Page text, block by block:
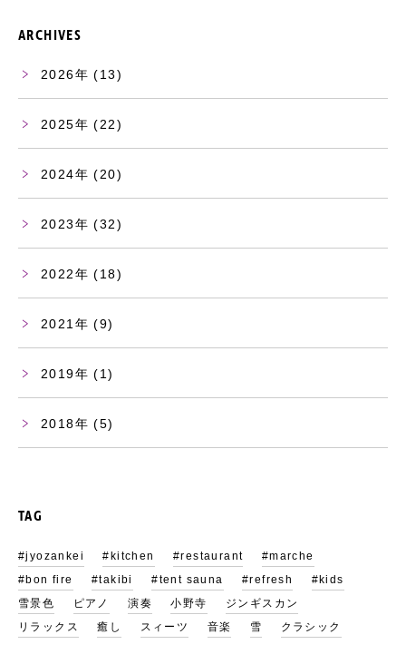
ARCHIVES
2026 (13)
2025 (22)
2024 (20)
2023 (32)
2022 (18)
2021 (9)
2019 (1)
2018 (5)
TAG
#jyozankei #kitchen #restaurant
#marche
#bon fire
#takibi #tent sauna #refresh
#kids
雪景色
ピアノ 演奏 小野寺
ジンギスカン
リラックス
癒し スィーツ 音楽 雪 クラシック